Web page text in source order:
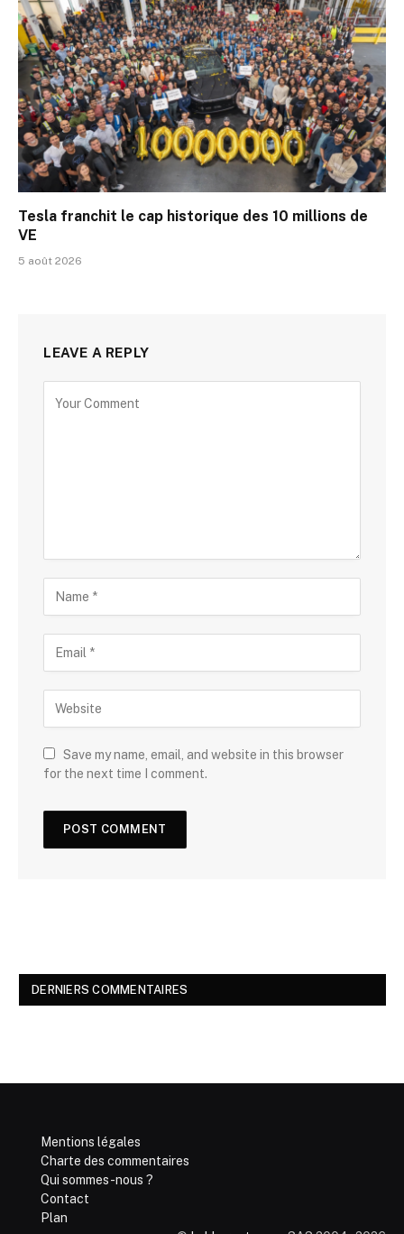
Tesla franchit le cap historique des 10 millions de
VE
5 août 2026
LEAVE A REPLY
Save my name, email, and website in this browser
for the next time I comment.
DERNIERS COMMENTAIRES
Mentions légales
Charte des commentaires
Qui sommes-nous ?
Contact
Plan